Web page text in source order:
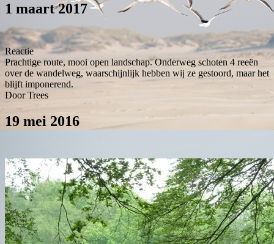
1 maart 2017
Reactie
Prachtige route, mooi open landschap. Onderweg schoten 4 reeën
over de wandelweg, waarschijnlijk hebben wij ze gestoord, maar het
blijft imponerend.
Door Trees
19 mei 2016